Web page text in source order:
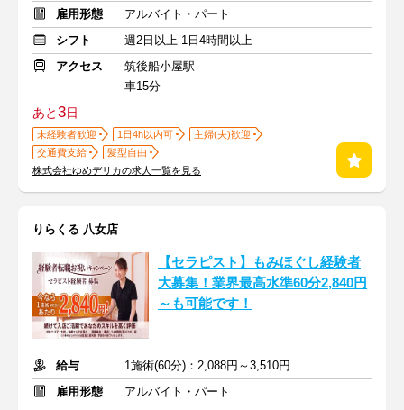
雇用形態
アルバイト・パート
シフト
週2日以上 1日4時間以上
アクセス
筑後船小屋駅
車15分
あと3日
未経験者歓迎 1日4h以内可
主婦(夫)歓迎
交通費支給
髪型自由
株式会社ゆめデリカの求人一覧を見る
りらくる 八女店
【セラピスト】もみほぐし経験者
大募集！業界最高水準60分2,840円
～も可能です！
給与
1施術(60分)：2,088円～3,510円
雇用形態
アルバイト・パート